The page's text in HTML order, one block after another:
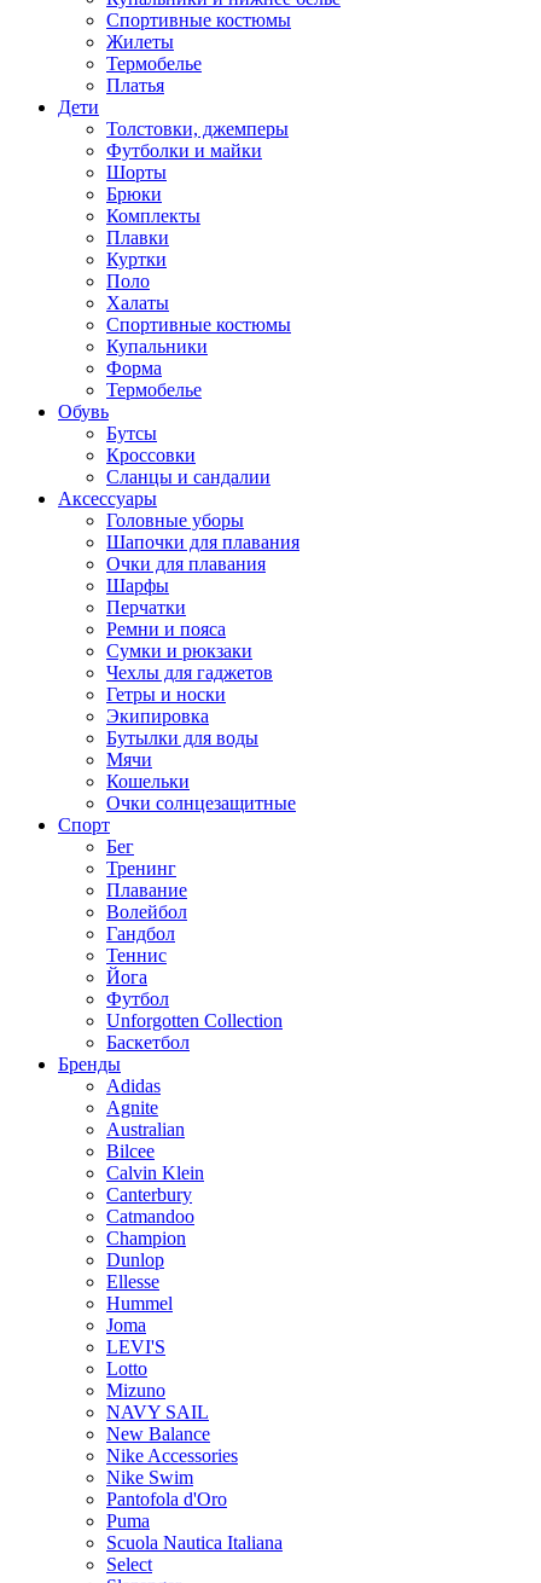
Спортивные костюмы
Жилеты
Термобелье
Платья
Дети
Толстовки, джемперы
Футболки и майки
Шорты
Брюки
Комплекты
Плавки
Куртки
Поло
Халаты
Спортивные костюмы
Купальники
Форма
Термобелье
Обувь
Бутсы
Кроссовки
Сланцы и сандалии
Аксессуары
Головные уборы
Шапочки для плавания
Очки для плавания
Шарфы
Перчатки
Ремни и пояса
Сумки и рюкзаки
Чехлы для гаджетов
Гетры и носки
Экипировка
Бутылки для воды
Мячи
Кошельки
Очки солнцезащитные
Спорт
Бег
Тренинг
Плавание
Волейбол
Гандбол
Теннис
Йога
Футбол
Unforgotten Collection
Баскетбол
Бренды
Adidas
Agnite
Australian
Bilcee
Calvin Klein
Canterbury
Catmandoo
Champion
Dunlop
Ellesse
Hummel
Joma
LEVI'S
Lotto
Mizuno
NAVY SAIL
New Balance
Nike Accessories
Nike Swim
Pantofola d'Oro
Puma
Scuola Nautica Italiana
Select